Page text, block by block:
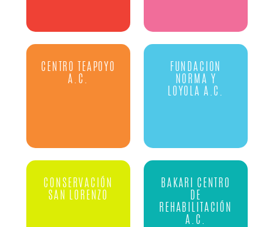
CENTRO TEAPOYO
A.C.
FUNDACION
NORMA Y
LOYOLA A.C.
CONSERVACIÓN
SAN LORENZO
BAKARI CENTRO
DE
REHABILITACIÓN
A.C.